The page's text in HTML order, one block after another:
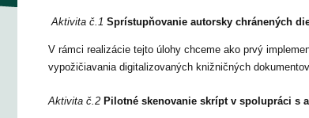
Aktivita č.1 Sprístupňovanie autorsky chránených
V rámci realizácie tejto úlohy chceme ako prvý
vypožičiavania digitalizovaných knižničných
Aktivita č.2 Pilotné skenovanie skrípt v spolupráci s